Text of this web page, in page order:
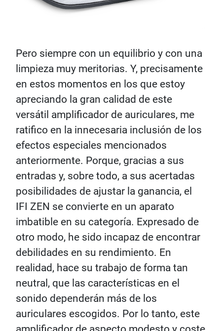
Pero siempre con un equilibrio y con una
limpieza muy meritorias. Y, precisamente
en estos momentos en los que estoy
apreciando la gran calidad de este
versátil amplificador de auriculares, me
ratifico en la innecesaria inclusión de los
efectos especiales mencionados
anteriormente. Porque, gracias a sus
entradas y, sobre todo, a sus acertadas
posibilidades de ajustar la ganancia, el
IFI ZEN se convierte en un aparato
imbatible en su categoría. Expresado de
otro modo, he sido incapaz de encontrar
debilidades en su rendimiento. En
realidad, hace su trabajo de forma tan
neutral, que las características en el
sonido dependerán más de los
auriculares escogidos. Por lo tanto, este